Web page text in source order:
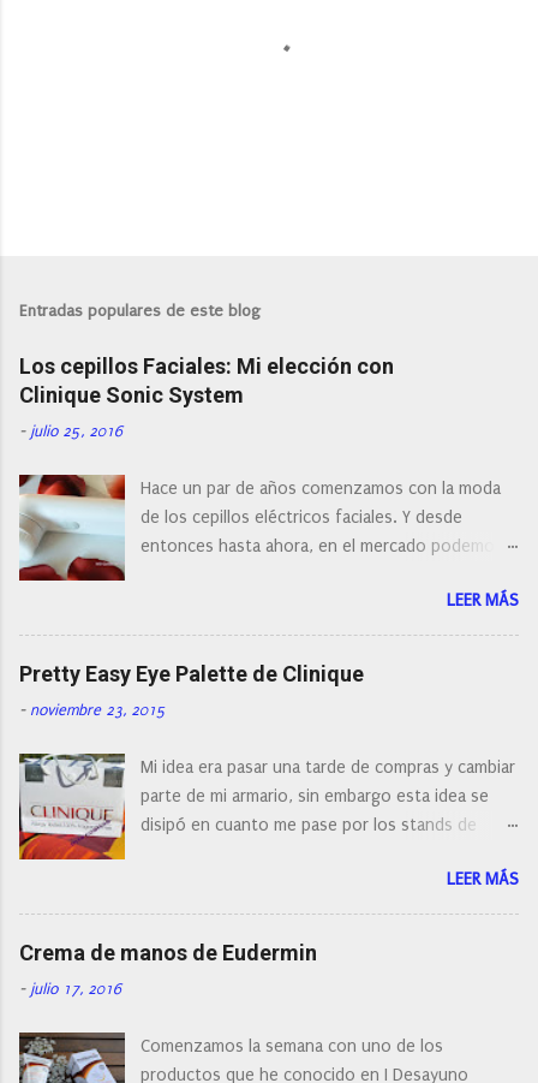
l
a
r
n
o
m
e
n
t
a
o
Entradas populares de este blog
Los cepillos Faciales: Mi elección con
Clinique Sonic System
- julio 25, 2016
Hace un par de años comenzamos con la moda
de los cepillos eléctricos faciales. Y desde
entonces hasta ahora, en el mercado podemos
con diferentes características, a pilas, a batería,
cepillos de rotación o de oscilación... y
naturalmente de todos los precios. Existe en la
actualidad tal variedad, que antes de hacer la
compra debemos de hacernos unas preguntas:
post os voy a dar mi opinión de porque elegí mi
cepillo facial de Clinique
LEER MÁS
Pretty Easy Eye Palette de Clinique
- noviembre 23, 2015
Mi idea era pasar una tarde de compras y cambiar
parte de mi armario, sin embargo esta idea se
disipó en cuanto me pase por los stands de
resistirse a esta paleta de colores de Clinique.
LEER MÁS
Crema de manos de Eudermin
- julio 17, 2016
Comenzamos la semana con uno de los
productos que he conocido en I Desayuno